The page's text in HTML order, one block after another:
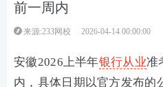
前一周内
来源:233网校 2026-04-14 00:00:00
安徽2026上半年银行从业准
内，具体日期以官方发布的